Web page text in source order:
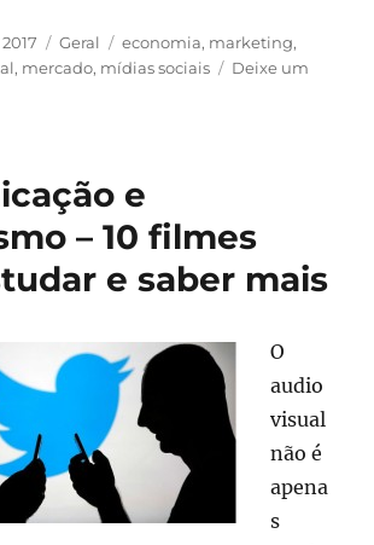
Categorias
Geral Tags
economia, marketing,
, mercado, mídias sociais
Deixe um
e
– 10 filmes
e saber mais
O
audio
visual
não é
apena
s